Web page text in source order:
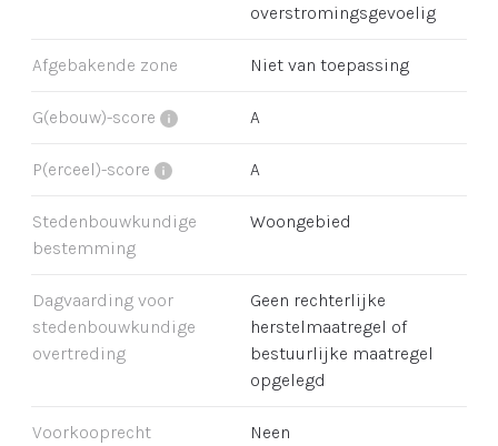
overstromingsgevoelig
Afgebakende zone Niet van toepassing
G(ebouw)-score A
P(erceel)-score A
Stedenbouwkundige
bestemming
Woongebied
Dagvaarding voor
stedenbouwkundige
overtreding
Geen rechterlijke
herstelmaatregel of
bestuurlijke maatregel
opgelegd
Voorkooprecht Neen